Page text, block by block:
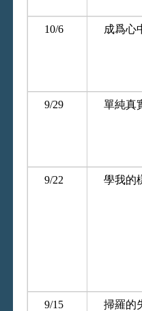
10/6 成爲心
9/29 單純真
9/22 學我的
9/15 掃羅的